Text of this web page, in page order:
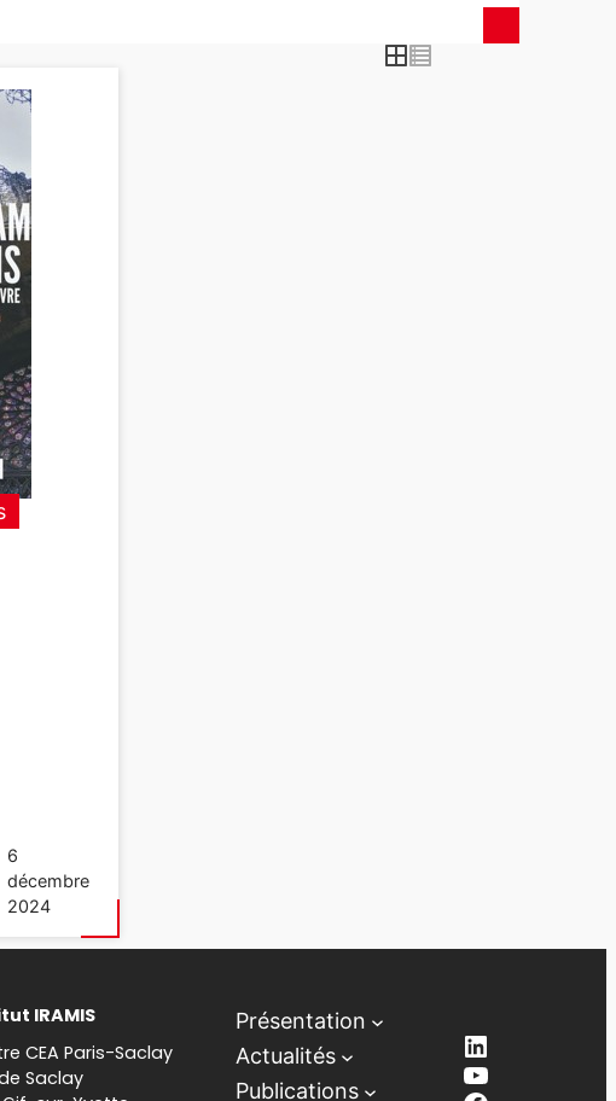
6
décembre
2024
IRAMIS
CEA Paris-Saclay
Saclay
Présentation
Actualités
Publications
LinkedIn
YouTube